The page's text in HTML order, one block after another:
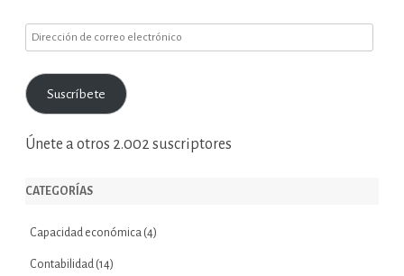
Dirección
correo
electrónico
Suscríbete
Únete a otros 2.002 suscriptores
CATEGORÍAS
Capacidad económica (4)
Contabilidad (14)